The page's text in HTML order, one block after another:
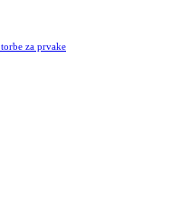
za prvake